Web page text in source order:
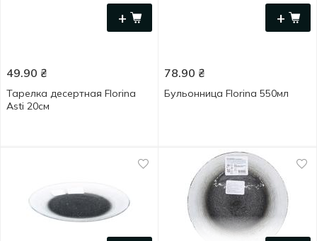
+
49.90 ₴
Тарелка десертная Florina
Asti 20см
+
78.90 ₴
Бульонница Florina 550мл